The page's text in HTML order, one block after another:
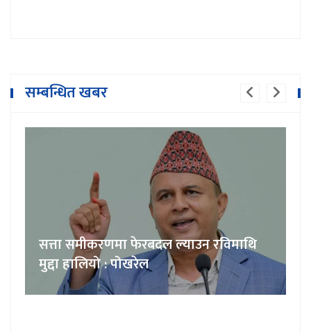
सम्बन्धित खबर
सत्ता समीकरणमा फेरबदल ल्याउन रविमाथि
मुद्दा हालियो : पोखरेल